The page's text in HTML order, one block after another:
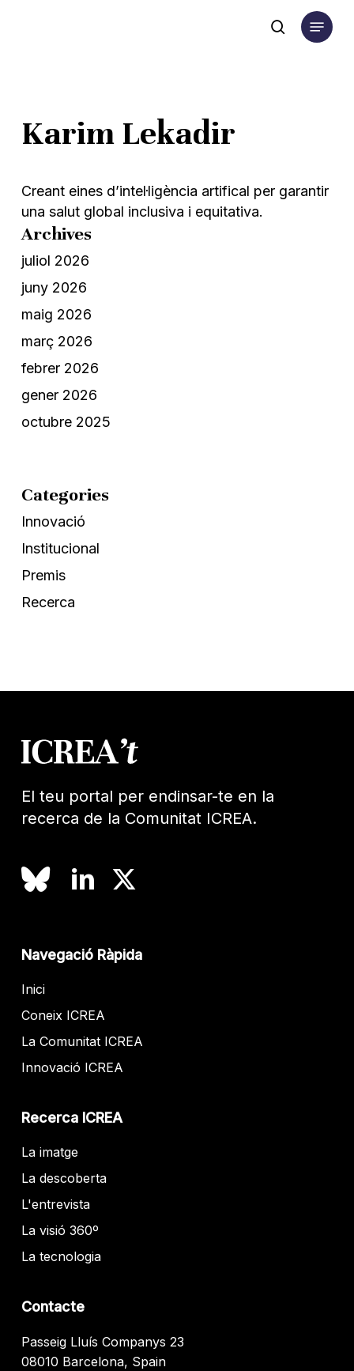
search
Menu
Karim Lekadir
Creant eines d’intel·ligència artifical per garantir
una salut global inclusiva i equitativa.
Archives
juliol 2026
juny 2026
maig 2026
març 2026
febrer 2026
gener 2026
octubre 2025
Categories
Innovació
Institucional
Premis
Recerca
El teu portal per endinsar-te en la
recerca de la Comunitat ICREA.
Navegació Ràpida
Inici
Coneix ICREA
La Comunitat ICREA
Innovació ICREA
Recerca ICREA
La imatge
La descoberta
L'entrevista
La visió 360º
La tecnologia
Contacte
Passeig Lluís Companys 23
08010 Barcelona, Spain